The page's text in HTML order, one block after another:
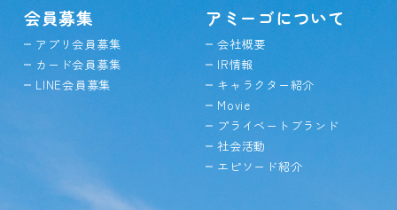
会員募集
アプリ会員募集
カード会員募集
LINE会員募集
アミーゴについて
会社概要
IR情報
キャラクター紹介
Movie
プライベートブランド
社会活動
エピソード紹介